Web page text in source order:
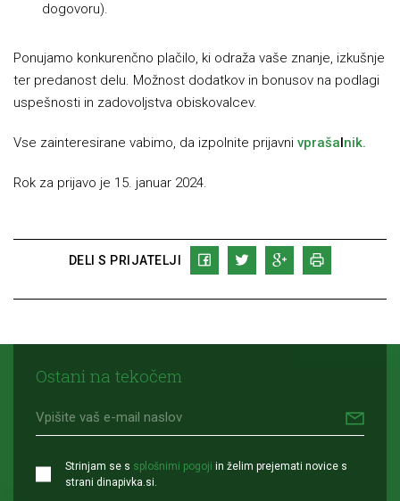
dogovoru).
Ponujamo konkurenčno plačilo, ki odraža vaše znanje, izkušnje
ter predanost delu. Možnost dodatkov in bonusov na podlagi
uspešnosti in zadovoljstva obiskovalcev.
Vse zainteresirane vabimo, da izpolnite prijavni vprašalnik.
Rok za prijavo je 15. januar 2024.
DELI S PRIJATELJI
Ostani na tekočem
Strinjam se s splošnimi pogoji in želim prejemati novice s
strani dinapivka.si.